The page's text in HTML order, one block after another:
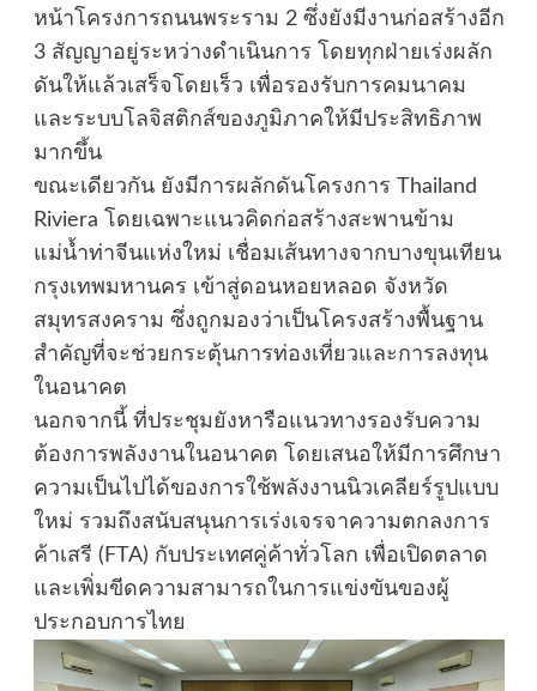
หน้าโครงการถนนพระราม 2 ซึ่งยังมีงานก่อสร้างอีก
3 สัญญาอยู่ระหว่างดำเนินการ โดยทุกฝ่ายเร่งผลัก
ดันให้แล้วเสร็จโดยเร็ว เพื่อรองรับการคมนาคม
และระบบโลจิสติกส์ของภูมิภาคให้มีประสิทธิภาพ
มากขึ้น
ขณะเดียวกัน ยังมีการผลักดันโครงการ Thailand
Riviera โดยเฉพาะแนวคิดก่อสร้างสะพานข้าม
แม่น้ำท่าจีนแห่งใหม่ เชื่อมเส้นทางจากบางขุนเทียน
กรุงเทพมหานคร เข้าสู่ดอนหอยหลอด จังหวัด
สมุทรสงคราม ซึ่งถูกมองว่าเป็นโครงสร้างพื้นฐาน
สำคัญที่จะช่วยกระตุ้นการท่องเที่ยวและการลงทุน
ในอนาคต
นอกจากนี้ ที่ประชุมยังหารือแนวทางรองรับความ
ต้องการพลังงานในอนาคต โดยเสนอให้มีการศึกษา
ความเป็นไปได้ของการใช้พลังงานนิวเคลียร์รูปแบบ
ใหม่ รวมถึงสนับสนุนการเร่งเจรจาความตกลงการ
ค้าเสรี (FTA) กับประเทศคู่ค้าทั่วโลก เพื่อเปิดตลาด
และเพิ่มขีดความสามารถในการแข่งขันของผู้
ประกอบการไทย